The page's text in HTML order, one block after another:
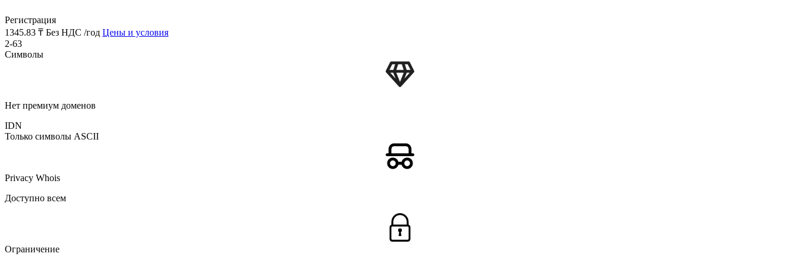
Регистрация
1345.83 ₸ Без НДС /год Цены и условия
2-63
Символы
Нет премиум доменов
IDN
Только символы ASCII
Privacy Whois
Доступно всем
Ограничение